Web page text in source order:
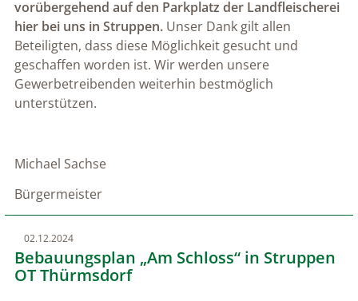
vorübergehend auf den Parkplatz der Landfleischerei
hier bei uns in Struppen. Unser Dank gilt allen
Beteiligten, dass diese Möglichkeit gesucht und
geschaffen worden ist. Wir werden unsere
Gewerbetreibenden weiterhin bestmöglich
unterstützen.
Michael Sachse
Bürgermeister
02.12.2024
Bebauungsplan „Am Schloss“ in Struppen
OT Thürmsdorf